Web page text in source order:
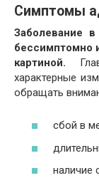
Симптомы
Заболевание
бессимптомно
картиной.
характерные
обращать
сбой в
наличие